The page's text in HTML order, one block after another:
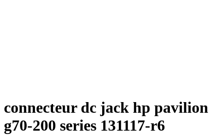
connecteur dc jack hp pavilion
g70-200 series 131117-r6